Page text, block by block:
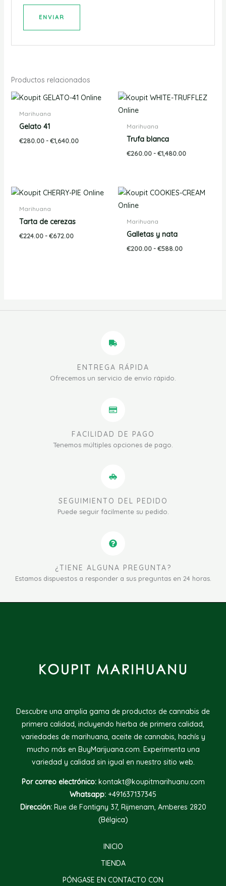
Productos relacionados
Marihuana
Gelato 41
€280.00 - €1,640.00
Rango
€1,640.00
Marihuana
Trufa blanca
€260.00 - €1,480.00
Rango
Marihuana
Tarta de cerezas
€224.00 - €672.00
Rango
€224.00
€672.00
Marihuana
Galletas y nata
€200.00 - €588.00
Rango
ENTREGA RÁPIDA
Ofrecemos un servicio de envío rápido.
FACILIDAD DE PAGO
Tenemos múltiples opciones de pago.
SEGUIMIENTO DEL PEDIDO
Puede seguir fácilmente su pedido.
¿TIENE ALGUNA PREGUNTA?
Estamos dispuestos a responder a sus preguntas en 24 horas.
Descubre una amplia gama de productos de cannabis de
primera calidad, incluyendo hierba de primera calidad,
variedades de marihuana, aceite de cannabis, hachís y
mucho más en BuyMarijuana.com. Experimenta una
variedad y calidad sin igual en nuestro sitio web.
Por correo electrónico: kontakt@koupitmarihuanu.com
Whatsapp: +491637137345
Dirección:Rue de Fontigny 37, Rijmenam, Amberes 2820
(Bélgica)
INICIO
TIENDA
PÓNGASE EN CONTACTO CON